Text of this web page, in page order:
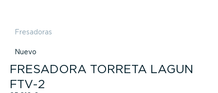
Fresadoras
Nuevo
FRESADORA TORRETA LAGUN
FTV-2